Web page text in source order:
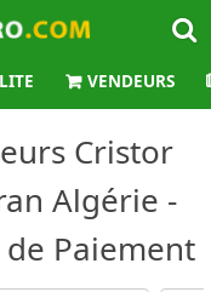
VENDEURS
Cristor
Algérie -
Paiement